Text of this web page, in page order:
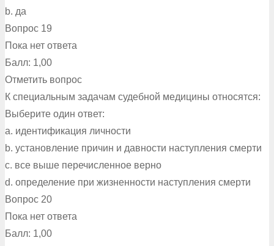
b. да
Вопрос 19
Пока нет ответа
Балл: 1,00
Отметить вопрос
К специальным задачам судебной медицины относятся:
Выберите один ответ:
a. идентификация личности
b. установление причин и давности наступления смерти
c. все выше перечисленное верно
d. определение при жизненности наступления смерти
Вопрос 20
Пока нет ответа
Балл: 1,00